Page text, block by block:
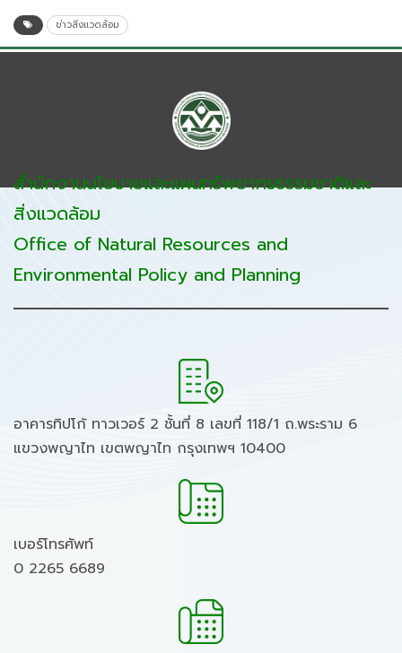
ข่าวสิ่งแวดล้อม
สำนักงานนโยบายและแผนทรัพยากรธรรมชาติและ
สิ่งแวดล้อม
Office of Natural Resources and
Environmental Policy and Planning
อาคารทิปโก้ ทาวเวอร์ 2 ชั้นที่ 8 เลขที่ 118/1 ถ.พระราม 6
แขวงพญาไท เขตพญาไท กรุงเทพฯ 10400
เบอร์โทรศัพท์
0 2265 6689